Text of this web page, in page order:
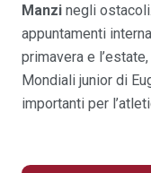
Manzi negli
appuntamenti
primavera e
Mondiali junior di
importanti per